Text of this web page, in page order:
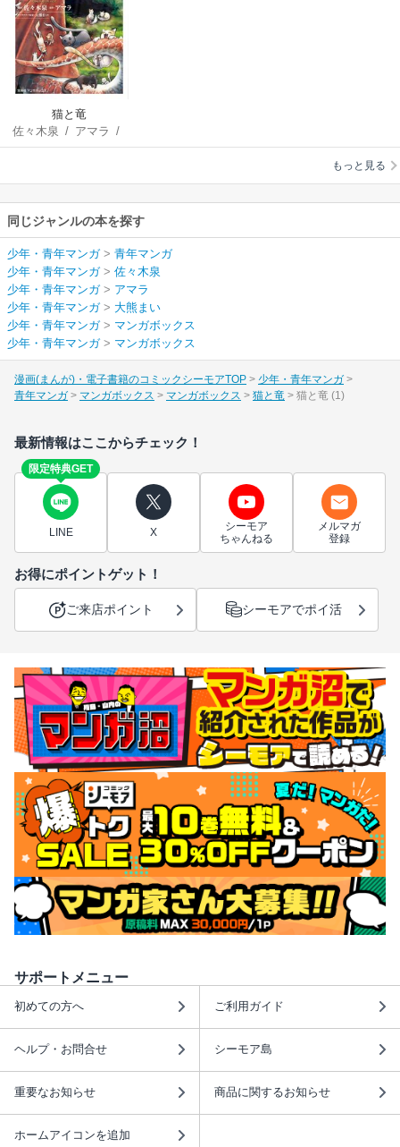
猫と竜
佐々木泉 / アマラ /
大熊まい
もっと見る
同じジャンルの本を探す
少年・青年マンガ> 青年マンガ
少年・青年マンガ> 佐々木泉
少年・青年マンガ> アマラ
少年・青年マンガ> 大熊まい
少年・青年マンガ> マンガボックス
少年・青年マンガ> マンガボックス
漫画(まんが)・電子書籍のコミックシーモアTOP
少年・青年マンガ
青年マンガ
マンガボックス マンガボックス 猫と竜 猫と竜 (1)
最新情報はここからチェック！
限定特典GET
LINE X
シーモア
ちゃんねる
メルマガ
登録
お得にポイントゲット！
ご来店ポイント シーモアでポイ活
サポートメニュー
初めての方へ ご利用ガイド
ヘルプ・お問合せ シーモア島
重要なお知らせ 商品に関するお知らせ
ホームアイコンを追加